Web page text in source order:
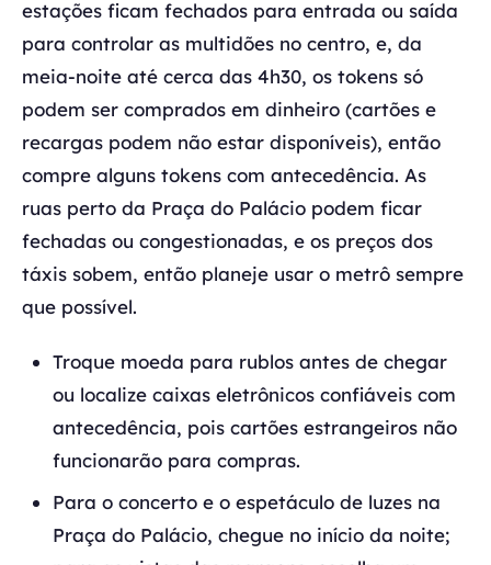
estações ficam fechados para entrada ou saída
para controlar as multidões no centro, e, da
meia-noite até cerca das 4h30, os tokens só
podem ser comprados em dinheiro (cartões e
recargas podem não estar disponíveis), então
compre alguns tokens com antecedência. As
ruas perto da Praça do Palácio podem ficar
fechadas ou congestionadas, e os preços dos
táxis sobem, então planeje usar o metrô sempre
que possível.
Troque moeda para rublos antes de chegar
ou localize caixas eletrônicos confiáveis com
antecedência, pois cartões estrangeiros não
funcionarão para compras.
Para o concerto e o espetáculo de luzes na
Praça do Palácio, chegue no início da noite;